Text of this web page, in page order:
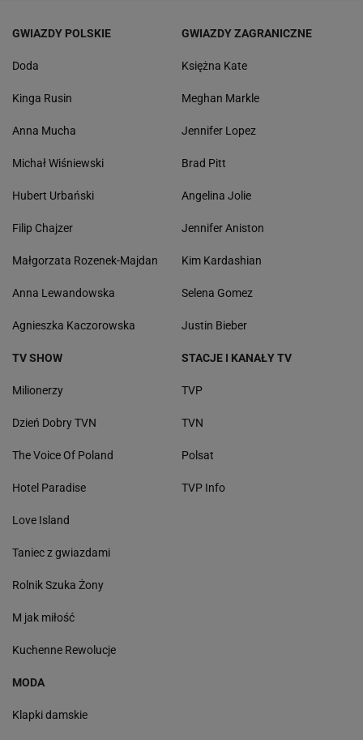
GWIAZDY POLSKIE
Doda
Kinga Rusin
Anna Mucha
Michał Wiśniewski
Hubert Urbański
Filip Chajzer
Małgorzata Rozenek-Majdan
Anna Lewandowska
Agnieszka Kaczorowska
GWIAZDY ZAGRANICZNE
Księżna Kate
Meghan Markle
Jennifer Lopez
Brad Pitt
Angelina Jolie
Jennifer Aniston
Kim Kardashian
Selena Gomez
Justin Bieber
TV SHOW
Milionerzy
Dzień Dobry TVN
The Voice Of Poland
Hotel Paradise
Love Island
Taniec z gwiazdami
Rolnik Szuka Żony
M jak miłość
Kuchenne Rewolucje
STACJE I KANAŁY TV
TVP
TVN
Polsat
TVP Info
MODA
Klapki damskie